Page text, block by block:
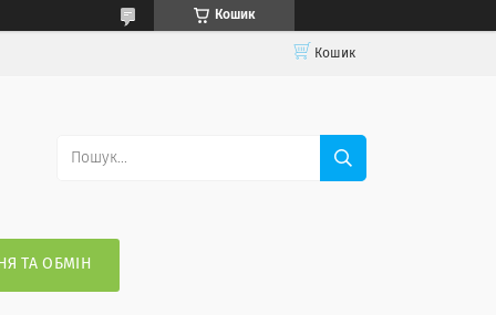
Кошик
Кошик
ТА ОБМІН